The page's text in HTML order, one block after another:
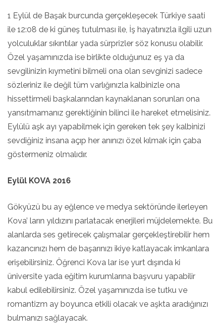
1 Eylül de Başak burcunda gerçekleşecek Türkiye saati
ile 12:08 de ki güneş tutulması ile, İş hayatınızla ilgili uzun
yolculuklar sıkıntılar yada sürprizler söz konusu olabilir.
Özel yaşamınızda ise birlikte olduğunuz eş ya da
sevgilinizin kıymetini bilmeli ona olan sevginizi sadece
sözleriniz ile değil tüm varlığınızla kalbinizle ona
hissettirmeli başkalarından kaynaklanan sorunları ona
yansıtmamanız gerektiğinin bilinci ile hareket etmelisiniz.
Eylülü aşk ayı yapabilmek için gereken tek şey kalbinizi
sevdiğiniz insana açıp her anınızı özel kılmak için çaba
göstermeniz olmalıdır.
Eylül KOVA 2016
Gökyüzü bu ay eğlence ve medya sektöründe ilerleyen
Kova’ ların yıldızını parlatacak enerjileri müjdelemekte. Bu
alanlarda ses getirecek çalışmalar gerçekleştirebilir hem
kazancınızı hem de başarınızı ikiye katlayacak imkanlara
erişebilirsiniz. Öğrenci Kova lar ise yurt dışında ki
üniversite yada eğitim kurumlarına başvuru yapabilir
kabul edilebilirsiniz. Özel yaşamınızda ise tutku ve
romantizm ay boyunca etkili olacak ve aşkta aradığınızı
bulmanızı sağlayacak.